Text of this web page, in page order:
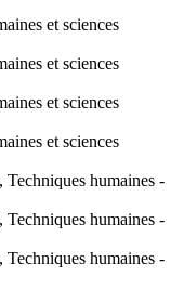
et sciences
et sciences
et sciences
et sciences
humaines -
humaines -
humaines -